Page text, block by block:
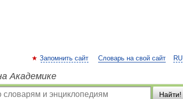
RU
Запомнить сайт Словарь на свой сайт
Академике
Найти!